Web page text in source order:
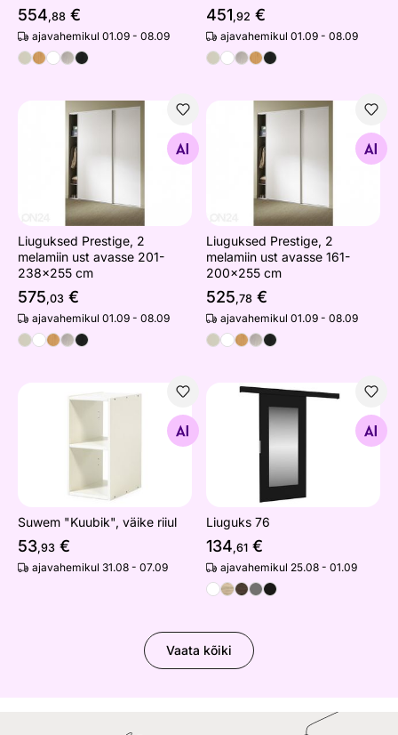
554,88 €
ajavahemikul 01.09 - 08.09
451,92 €
ajavahemikul 01.09 - 08.09
Liuguksed Prestige, 2 melamiin ust avasse 201-
Liuguksed Prestige, 2
melamiin ust avasse 201-
238x255 cm
575,03 €
ajavahemikul 01.09 - 08.09
Liuguksed Prestige, 2
Liuguksed Prestige, 2
melamiin ust avasse 161-
200x255 cm
525,78 €
ajavahemikul 01.09 - 08.09
Suwem "Kuubik", väike riiul
Suwem "Kuubik", väike riiul
53,93 €
ajavahemikul 31.08 - 07.09
Liuguks 76
Otsi sarnaseid
Liuguks 76
134,61 €
ajavahemikul 25.08 - 01.09
Vaata kõiki